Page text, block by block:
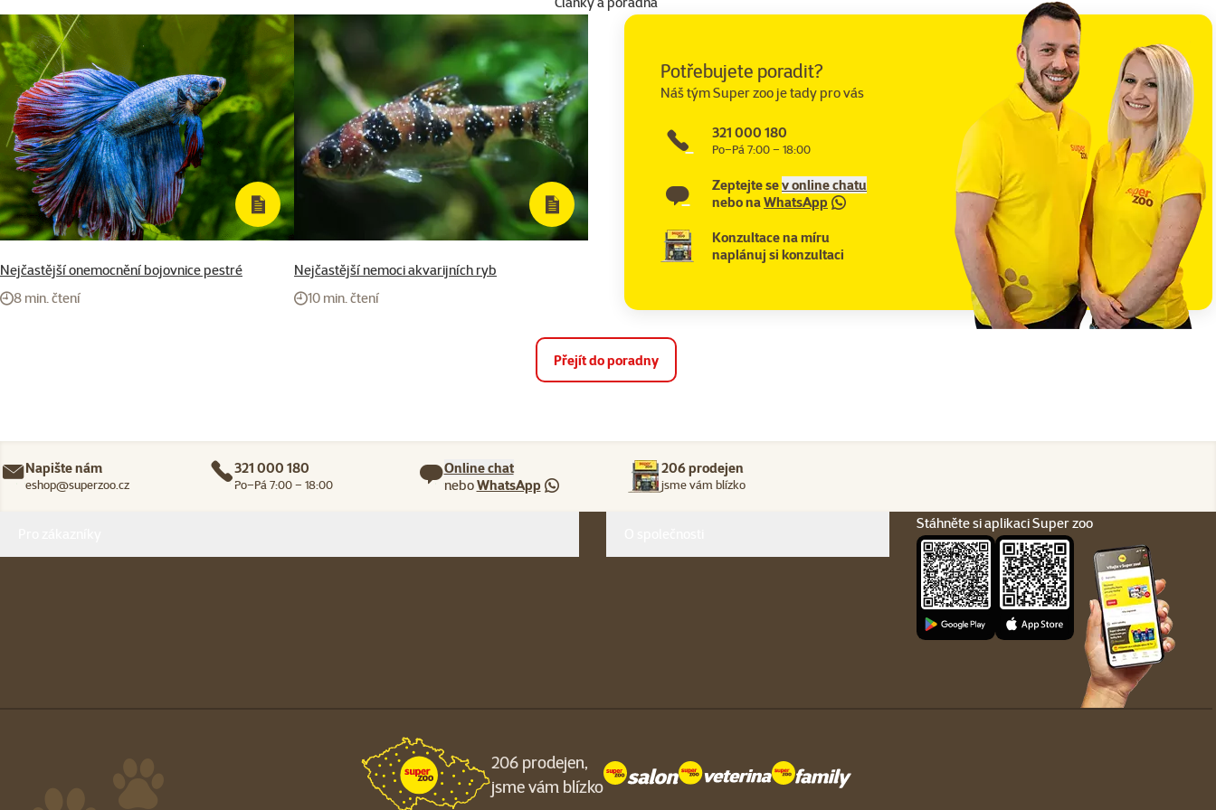
Potřebujete poradit?
Náš tým Super zoo je tady pro vás
321 000 180
Po–Pá 7:00 – 18:00
Zeptejte sev online chatu
nebo naWhatsApp
Konzultace na míru
naplánuj si konzultaci
Nejčastější onemocnění bojovnice pestré
8 min. čtení
Nejčastější nemoci akvarijních ryb
10 min. čtení
Přejít do poradny
Napište nám
eshop@superzoo.cz
321 000 180
Po–Pá 7:00 – 18:00
Online chat
neboWhatsApp
206 prodejen
jsme vám blízko
Stáhněte si aplikaci Super zoo
206 prodejen,
jsme vám blízko